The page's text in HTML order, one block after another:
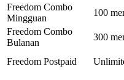
Freedom Combo
Mingguan
100
Freedom Combo
Bulanan
300
Freedom Postpaid